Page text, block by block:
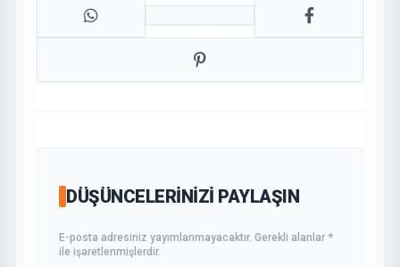
DÜŞÜNCELERINIZI PAYLAŞIN
E-posta adresiniz yayımlanmayacaktır. Gerekli alanlar *
ile işaretlenmişlerdir.